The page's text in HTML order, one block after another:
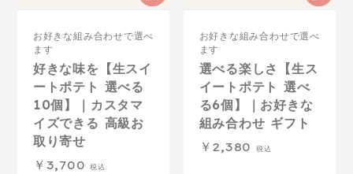
お好きな組み合わせで選べ
ます
好きな味を【生スイ
ートポテト 選べる
10個】｜カスタマ
イズできる 高級お
取り寄せ
3,700
お好きな組み合わせで選べ
ます
選べる楽しさ【生ス
イートポテト 選べ
る6個】｜お好きな
組み合わせ ギフト
2,380